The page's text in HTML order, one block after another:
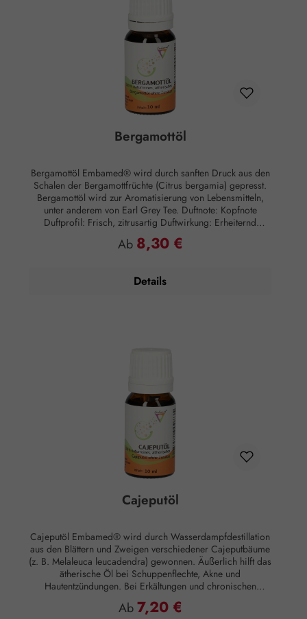
Bergamottöl
Bergamottöl Embamed® wird durch sanften Druck aus den
Schalen der Bergamottfrüchte (Citrus bergamia) gepresst.
Bergamottöl wird zur Aromatisierung von Lebensmitteln,
unter anderem von Earl Grey Tee. Duftnote: Kopfnote
Duftprofil: Frisch, zitrusartig Duftwirkung: Erheiternd
Hautwirkung: Hautberuhigend Anwendung: Kosmetikum zur
Aromapflege der Haut Anwendungsempfehlung: Maximal 2
Bergamottöl ohne Zusätze.
Regulärer Preis:
Ab 8,30 €
Details
Cajeputöl
Cajeputöl Embamed® wird durch Wasserdampfdestillation
aus den Blättern und Zweigen verschiedener Cajeputbäume
(z. B. Melaleuca leucadendra) gewonnen. Äußerlich hilft das
ätherische Öl bei Schuppenflechte, Akne und
Hautentzündungen. Bei Erkältungen und chronischen
Atemwegserkrankungen empfiehlt sich die Inhalation des
Regulärer Preis:
Ab7,20 €